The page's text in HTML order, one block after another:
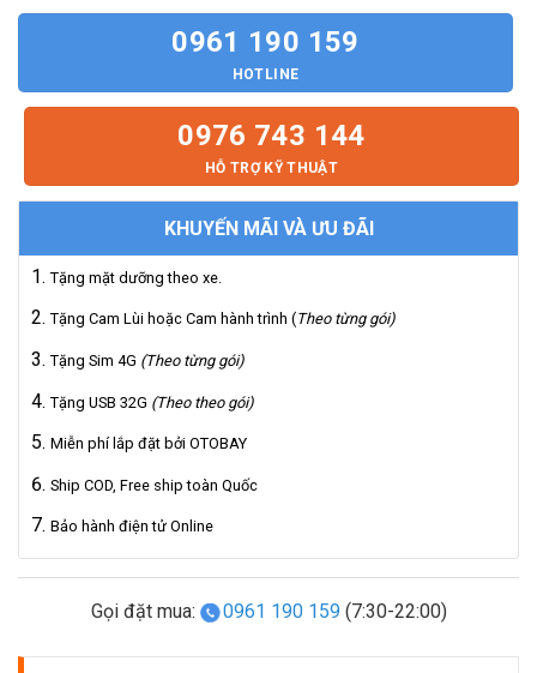
0961 190 159
HOTLINE
0976 743 144
HỖ TRỢ KỸ THUẬT
KHUYẾN MÃI VÀ ƯU ĐÃI
Tặng mặt dưỡng theo xe.
Tặng Cam Lùi hoặc Cam hành trình (Theo từng gói)
Tặng Sim 4G (Theo từng gói)
Tặng USB 32G (Theo theo gói)
Miễn phí lắp đặt bởi OTOBAY
Ship COD, Free ship toàn Quốc
Bảo hành điện tử Online
Gọi đặt mua: 0961 190 159 (7:30-22:00)